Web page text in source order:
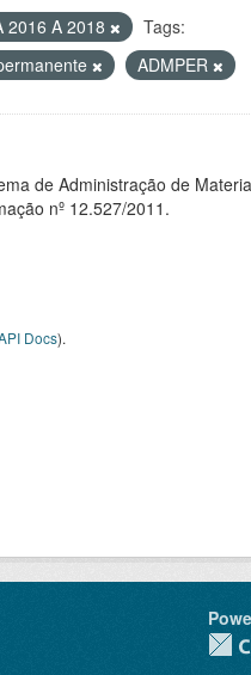
2016 A 2018
Tags:
ADMPER
de Administração de
nº 12.527/2011.
Docs).